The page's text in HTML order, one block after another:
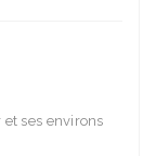
ses environs